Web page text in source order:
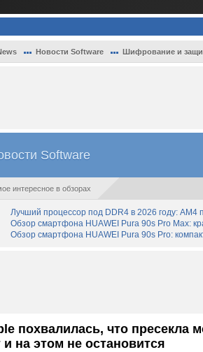
Новости Software Шифрование и
Software
интересное в обзорах
Лучший процессор под DDR4 в 2026 году: AM4
Обзор смартфона HUAWEI Pura 90s Pro Max:
Обзор смартфона HUAWEI Pura 90s Pro:
похвалилась, что пресекла
и на этом не остановится